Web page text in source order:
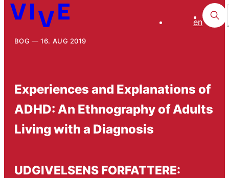
en
BOG 16. AUG 2019
Experiences and Explanations of
ADHD: An Ethnography of Adults
Living with a Diagnosis
UDGIVELSENS FORFATTERE: